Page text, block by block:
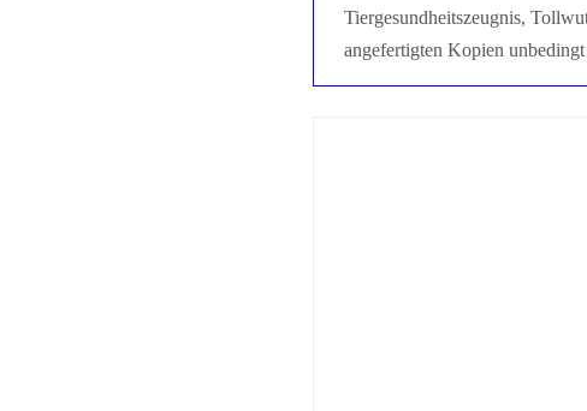
Tiergesundheitszeugnis,
angefertigten Kopien